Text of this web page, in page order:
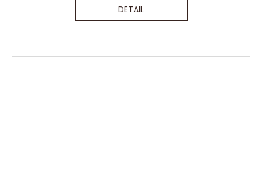
DETAIL